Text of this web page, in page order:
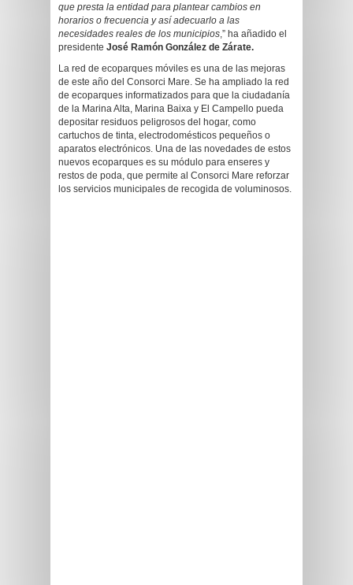
que presta la entidad para plantear cambios en
horarios o frecuencia y así adecuarlo a las
necesidades reales de los municipios,” ha añadido el
presidente José Ramón González de Zárate.
La red de ecoparques móviles es una de las mejoras
de este año del Consorci Mare. Se ha ampliado la red
de ecoparques informatizados para que la ciudadanía
de la Marina Alta, Marina Baixa y El Campello pueda
depositar residuos peligrosos del hogar, como
cartuchos de tinta, electrodomésticos pequeños o
aparatos electrónicos. Una de las novedades de estos
nuevos ecoparques es su módulo para enseres y
restos de poda, que permite al Consorci Mare reforzar
los servicios municipales de recogida de voluminosos.